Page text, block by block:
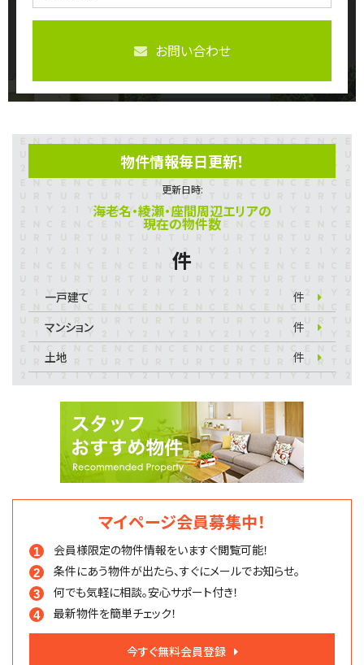
お問い合わせ
物件情報毎日更新！
更新日時:
海老名・綾瀬・座間周辺エリアの
現在の物件数
件
一戸建て
件
マンション
件
土地
件
マイページ会員募集中！
会員様限定の物件情報をいますぐ閲覧可能！
条件にあう物件が出たら、すぐにメールでお知らせ。
何でも気軽に相談。安心サポート付き！
最新物件を簡単チェック！
今すぐ無料会員登録